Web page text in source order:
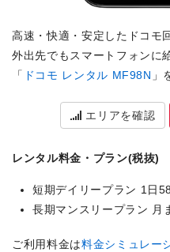
高速・快適・安定したドコモ
外出先でもスマートフォンに
「 ドコモ レンタル MF98N 」
エリアを確認
レンタル料金・プラン(税抜)
短期デイリープラン 1日
長期マンスリープラン 月
ご利用料金は料金シミュレー